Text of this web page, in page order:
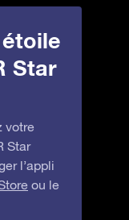
Star
votre
Star
l’appli
ou le